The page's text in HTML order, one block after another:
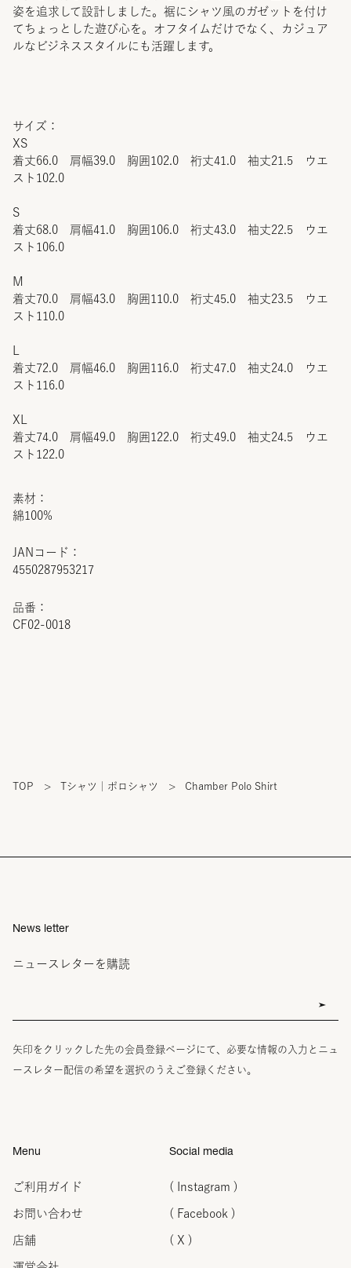
JANコード：
4550287953217
品番：
CF02-0018
姿を追求して設計しました。裾にシャツ風のガゼットを付け
てちょっとした遊び心を。オフタイムだけでなく、カジュア
ルなビジネススタイルにも活躍します。
サイズ：
XS
着丈66.0 肩幅39.0 胸囲102.0 裄丈41.0 袖丈21.5 ウエ
スト102.0
S
着丈68.0 肩幅41.0 胸囲106.0 裄丈43.0 袖丈22.5 ウエ
スト106.0
M
着丈70.0 肩幅43.0 胸囲110.0 裄丈45.0 袖丈23.5 ウエ
スト110.0
着丈72.0 肩幅46.0 胸囲116.0 裄丈47.0 袖丈24.0 ウエ
スト116.0
XL
着丈74.0 肩幅49.0 胸囲122.0 裄丈49.0 袖丈24.5 ウエ
スト122.0
素材：
綿100%
TOP > Tシャツ｜ポロシャツ > Chamber Polo Shirt
News letter
ニュースレターを購読
矢印をクリックした先の会員登録ページにて、必要な情報の入力とニュ
ースレター配信の希望を選択のうえご登録ください。
Menu
ご利用ガイド
お問い合わせ
店舗
Social media
( Instagram )
( Facebook )
( X )